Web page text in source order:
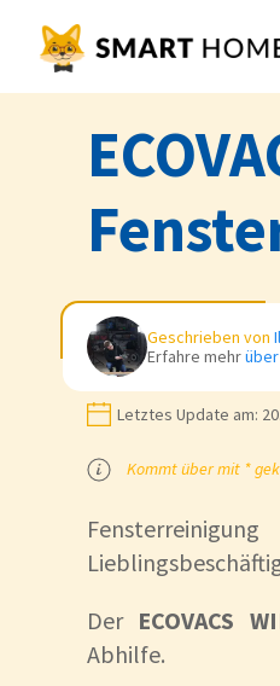
Geschrieben von
Erfahre mehr
Letztes Update am:
Kommt über mit *
Der ECOVACS
Abhilfe.